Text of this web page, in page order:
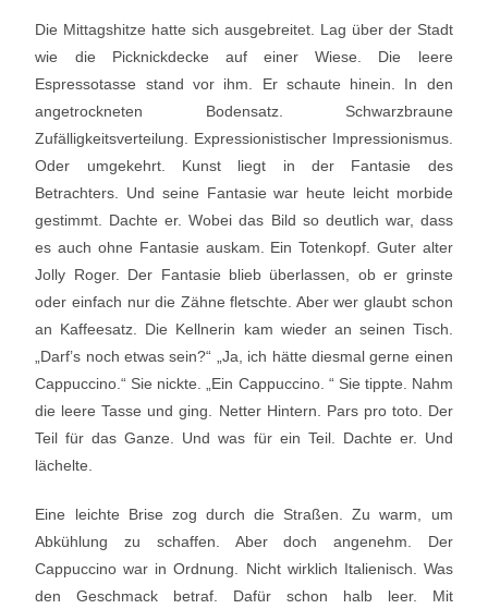
Die Mittagshitze hatte sich ausgebreitet. Lag über der Stadt
wie die Picknickdecke auf einer Wiese. Die leere
Espressotasse stand vor ihm. Er schaute hinein. In den
angetrockneten Bodensatz. Schwarzbraune
Zufälligkeitsverteilung. Expressionistischer Impressionismus.
Oder umgekehrt. Kunst liegt in der Fantasie des
Betrachters. Und seine Fantasie war heute leicht morbide
gestimmt. Dachte er. Wobei das Bild so deutlich war, dass
es auch ohne Fantasie auskam. Ein Totenkopf. Guter alter
Jolly Roger. Der Fantasie blieb überlassen, ob er grinste
oder einfach nur die Zähne fletschte. Aber wer glaubt schon
an Kaffeesatz. Die Kellnerin kam wieder an seinen Tisch.
„Darf’s noch etwas sein?“ „Ja, ich hätte diesmal gerne einen
Cappuccino.“ Sie nickte. „Ein Cappuccino. “ Sie tippte. Nahm
die leere Tasse und ging. Netter Hintern. Pars pro toto. Der
Teil für das Ganze. Und was für ein Teil. Dachte er. Und
lächelte.
Eine leichte Brise zog durch die Straßen. Zu warm, um
Abkühlung zu schaffen. Aber doch angenehm. Der
Cappuccino war in Ordnung. Nicht wirklich Italienisch. Was
den Geschmack betraf. Dafür schon halb leer. Mit